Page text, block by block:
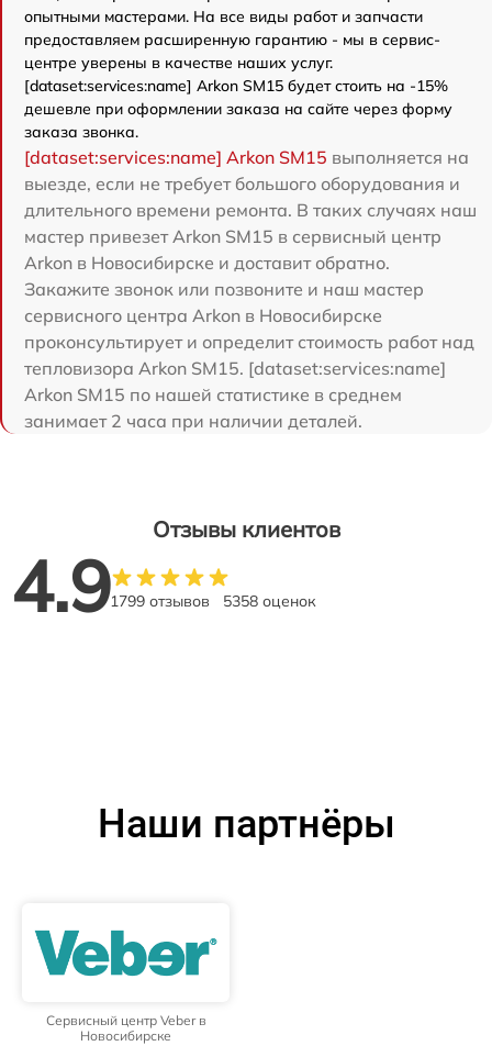
опытными мастерами. На все виды работ и запчасти
предоставляем расширенную гарантию - мы в сервис-
центре уверены в качестве наших услуг.
[dataset:services:name] Arkon SM15 будет стоить на -15%
дешевле при оформлении заказа на сайте через форму
заказа звонка.
[dataset:services:name] Arkon SM15 выполняется на
выезде, если не требует большого оборудования и
длительного времени ремонта. В таких случаях наш
мастер привезет Arkon SM15 в сервисный центр
Arkon в Новосибирске и доставит обратно.
Закажите звонок или позвоните и наш мастер
сервисного центра Arkon в Новосибирске
проконсультирует и определит стоимость работ над
тепловизора Arkon SM15. [dataset:services:name]
Arkon SM15 по нашей статистике в среднем
занимает 2 часа при наличии деталей.
Отзывы клиентов
4.91799 отзывов 5358 оценок
Наши партнёры
Сервисный центр Veber в
Новосибирске